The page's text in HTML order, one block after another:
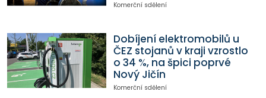
Komerční sdělení
Dobíjení elektromobilů u
ČEZ stojanů v kraji vzrostlo
o 34 %, na špici poprvé
Nový Jičín
Komerční sdělení